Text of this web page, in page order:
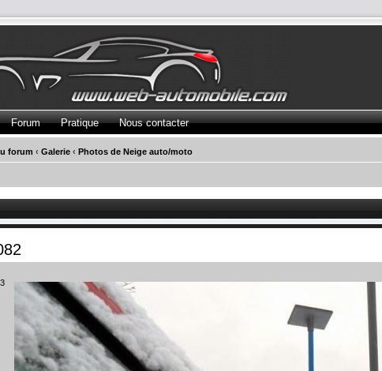
Forum Pratique Nous contacter
forum ‹ Galerie ‹ Photos de Neige auto/moto